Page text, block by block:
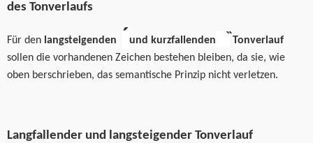
des Tonverlaufs
Für den langsteigenden ´ und kurzfallenden
Tonverlauf
sollen die vorhandenen Zeichen bestehen bleiben, da sie, wie
oben berschrieben, das semantische Prinzip nicht verletzen.
Langfallender und langsteigender Tonverlauf